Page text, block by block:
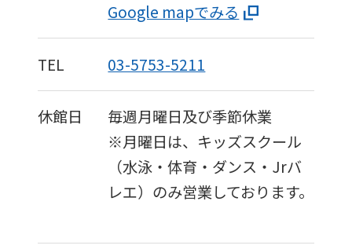
Google mapでみる
TEL 03-5753-5211
休館日
毎週月曜日及び季節休業
※月曜日は、キッズスクール
（水泳・体育・ダンス・Jrバ
レエ）のみ営業しております。